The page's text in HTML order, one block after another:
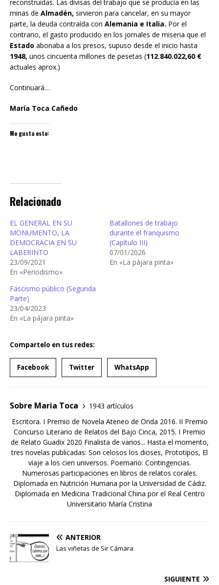
reconstruidas. Las divisas del trabajo que se producía en las
minas de Almadén, sirvieron para cancelar, en su mayor
parte, la deuda contraída con Alemania e Italia. Por el
contrario, el gasto producido en los jornales de miseria que el
Estado abonaba a los presos, supuso desde el inicio hasta
1948, unos cincuenta millones de pesetas (112.840.022,60 €
actuales aprox.)
Continuará…
María Toca Cañedo
Me gusta esto:
Relacionado
EL GENERAL EN SU
MONUMENTO, LA
DEMOCRACIA EN SU
LABERINTO
23/09/2021
En «Periodismo»
Batallones de trabajo
durante el franquismo
(Capítulo III)
07/01/2026
En «La pájara pinta»
Fascismo público (Segunda
Parte)
23/04/2023
En «La pájara pinta»
Compartelo en tus redes:
Facebook Twitter WhatsApp
Sobre Maria Toca
1943 artículos
Escritora. I Premio de Novela Ateneo de Onda 2016. II Premio
Concurso Literario de Relatos del Bajo Cinca, 2015. I Premio
de Relato Guadix 2020 Finalista de varios... Hasta el momento,
tres novelas publicadas: Son celosos los dioses, Prototipos, El
viaje a los cien universos. Poemario: Contingencias.
Numerosas participaciones en libros de relatos corales.
Diplomada en Nutrición Humana por la Universidad de Cádiz.
Diplomada en Medicina Tradicional China por el Real Centro
Universitario María Cristina
ANTERIOR
Las viñetas de Sir Cámara
SIGUIENTE